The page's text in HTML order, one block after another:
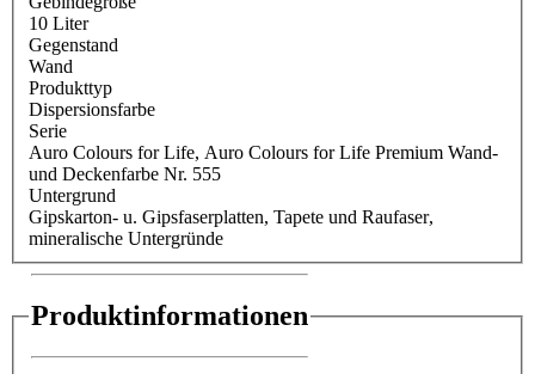
10 Liter
Gegenstand
Wand
Produkttyp
Dispersionsfarbe
Serie
Auro Colours for Life, Auro Colours for Life Premium Wand-
und Deckenfarbe Nr. 555
Untergrund
Gipskarton- u. Gipsfaserplatten, Tapete und Raufaser,
mineralische Untergründe
Produktinformationen